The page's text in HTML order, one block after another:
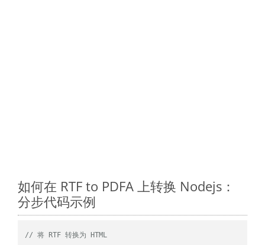
如何在 RTF to PDFA 上转换 Nodejs：
分步代码示例
// 将 RTF 转换为 HTML